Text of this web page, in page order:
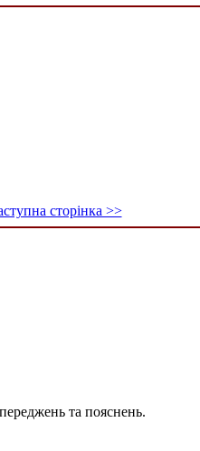
сторінка >>
та пояснень.